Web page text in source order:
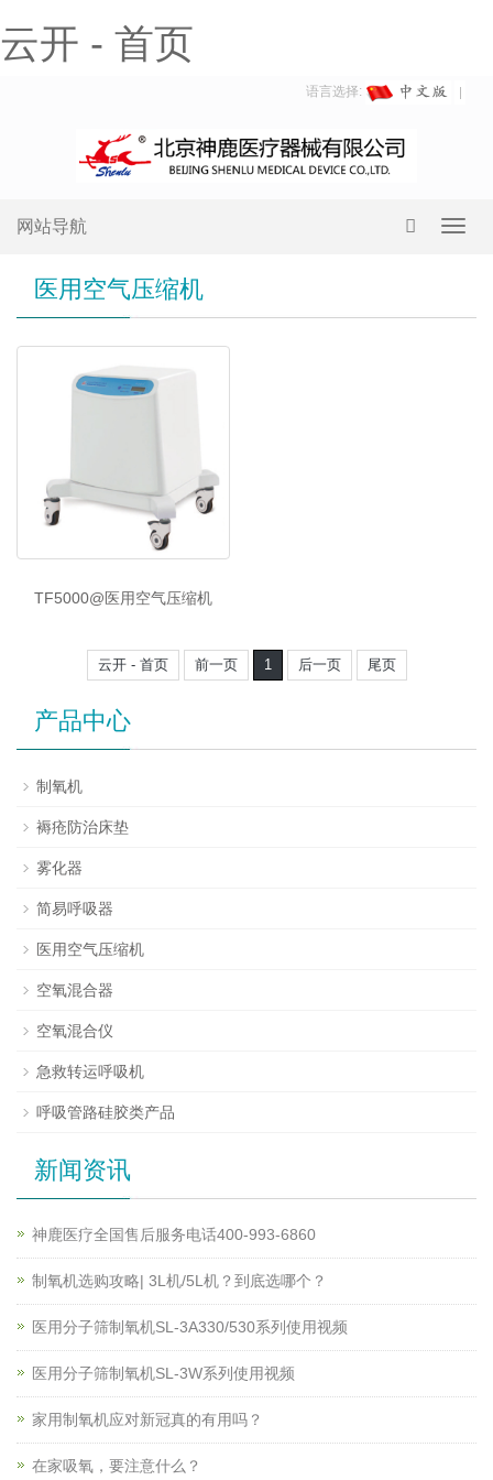
云开 - 首页
语言选择:
网站导航
医用空气压缩机
TF5000@医用空气压缩机
云开 - 首页 前一页 1 后一页 尾页
产品中心
制氧机
褥疮防治床垫
雾化器
简易呼吸器
医用空气压缩机
空氧混合器
空氧混合仪
急救转运呼吸机
呼吸管路硅胶类产品
新闻资讯
神鹿医疗全国售后服务电话400-993-6860
制氧机选购攻略| 3L机/5L机？到底选哪个？
医用分子筛制氧机SL-3A330/530系列使用视频
医用分子筛制氧机SL-3W系列使用视频
家用制氧机应对新冠真的有用吗？
在家吸氧，要注意什么？